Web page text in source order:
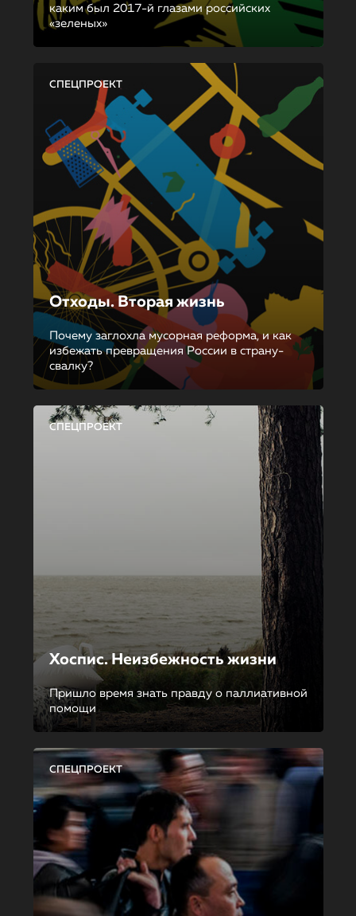
каким был 2017-й глазами российских
«зеленых»
СПЕЦПРОЕКТ
Отходы. Вторая жизнь
Почему заглохла мусорная реформа, и как
избежать превращения России в страну-
свалку?
СПЕЦПРОЕКТ
Хоспис. Неизбежность жизни
Пришло время знать правду о паллиативной
помощи
СПЕЦПРОЕКТ